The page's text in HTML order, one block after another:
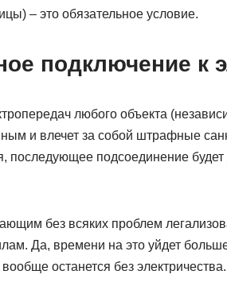
– это обязательное условие.
подключение к
любого объекта
и влечет за собой штрафные
последующее подсоединение будет
без всяких проблем
Да, времени на это уйдет
останется без электричества.